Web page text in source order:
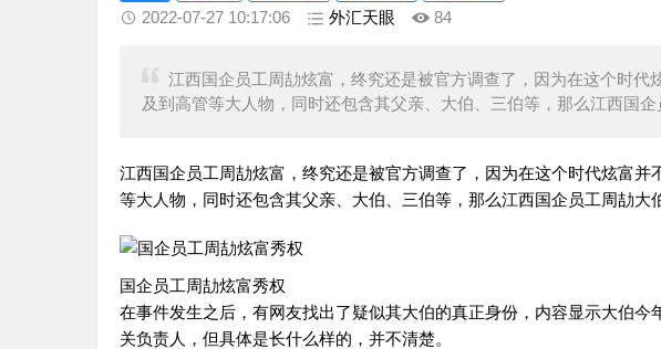
2022-07-27 10:17:06 外汇天眼 84
江西国企员工周劼炫富，终究还是被官方调查了，因为在这个时代
及到高管等大人物，同时还包含其父亲、大伯、三伯等，那么江西国企
江西国企员工周劼炫富，终究还是被官方调查了，因为在这个时代炫富
等大人物，同时还包含其父亲、大伯、三伯等，那么江西国企员工周劼大
国企员工周劼炫富秀权
在事件发生之后，有网友找出了疑似其大伯的真正身份，内容显示大伯今
关负责人，但具体是长什么样的，并不清楚。